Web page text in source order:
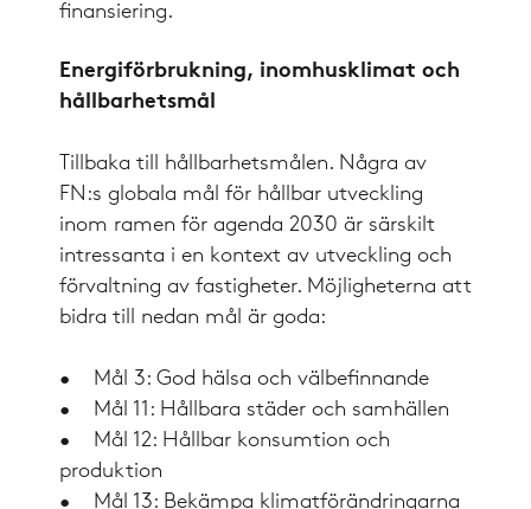
finansiering.
Energiförbrukning, inomhusklimat och
hållbarhetsmål
Tillbaka till hållbarhetsmålen. Några av
FN:s globala mål för hållbar utveckling
inom ramen för agenda 2030 är särskilt
intressanta i en kontext av utveckling och
förvaltning av fastigheter. Möjligheterna att
bidra till nedan mål är goda:
• Mål 3: God hälsa och välbefinnande
• Mål 11: Hållbara städer och samhällen
• Mål 12: Hållbar konsumtion och
produktion
• Mål 13: Bekämpa klimatförändringarna